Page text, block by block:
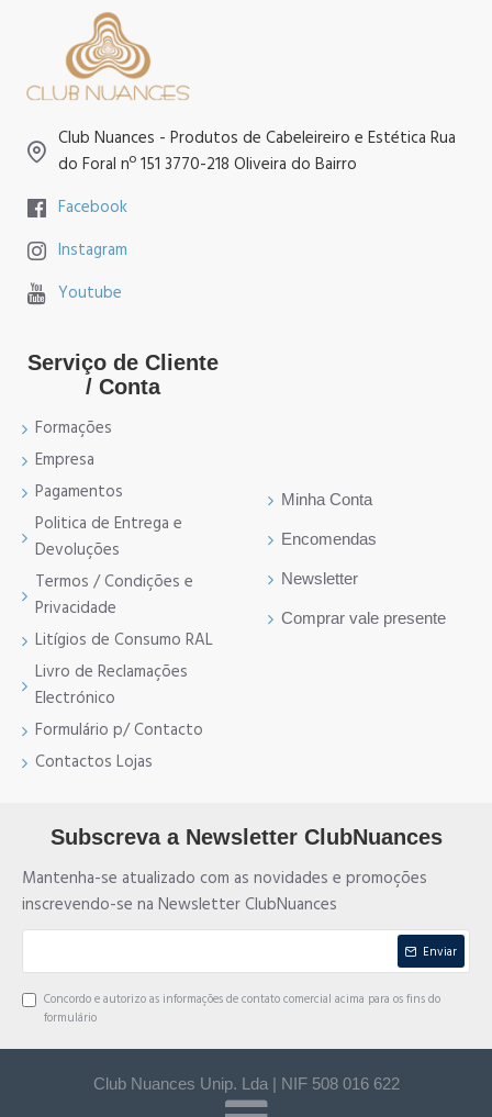
Club Nuances - Produtos de Cabeleireiro e Estética Rua
do Foral nº 151 3770-218 Oliveira do Bairro
Facebook
Instagram
Youtube
Serviço de Cliente
/ Conta
Formações
Empresa
Pagamentos
Politica de Entrega e
Devoluções
Termos / Condições e
Privacidade
Litígios de Consumo RAL
Livro de Reclamações
Electrónico
Formulário p/ Contacto
Contactos Lojas
Minha Conta
Encomendas
Newsletter
Comprar vale presente
Subscreva a Newsletter ClubNuances
Mantenha-se atualizado com as novidades e promoções
inscrevendo-se na Newsletter ClubNuances
Enviar
Concordo e autorizo as informações de contato comercial acima para os fins do
formulário
Club Nuances Unip. Lda | NIF 508 016 622